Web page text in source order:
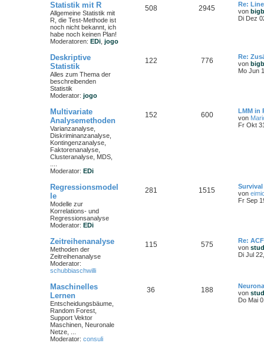
Statistik mit R
Allgemeine Statistik mit
R, die Test-Methode ist
noch nicht bekannt, ich
habe noch keinen Plan!
Moderatoren: EDi jogo
508 2945
Re:
von
Di Dez
Deskriptive
Statistik
Alles zum Thema der
beschreibenden
Statistik
Moderator: jogo
122 776
Re:
von
Mo Jun
Multivariate
Analysemethoden
Varianzanalyse,
Diskriminanzanalyse,
Kontingenzanalyse,
Faktorenanalyse,
Clusteranalyse, MDS,
Moderator: EDi
152 600
LMM in
von
Fr Okt
Regressionsmodel
le
Modelle zur
Korrelations- und
Regressionsanalyse
Moderator: EDi
281 1515
von
Fr Sep
Zeitreihenanalyse
Methoden der
Zeitreihenanalyse
Moderator:
schubbiaschwilli
115 575
Re:
von
Di Jul
Maschinelles
Lernen
Entscheidungsbäume,
Random Forest,
Support Vektor
Maschinen, Neuronale
Netze, ...
Moderator: consuli
36 188
von
Do Mai